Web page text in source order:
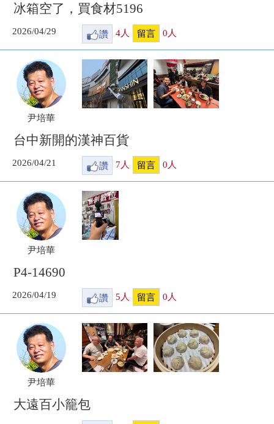
冰箱空了，買食材5196
2026/04/29 讚 4人 留言 0 人
尹培華
台中新開的漢神百貨
2026/04/21 讚 7人 留言 0人
尹培華
P4-14690
2026/04/19 讚 5 人 留言 0 人
尹培華
大遠百小籠包